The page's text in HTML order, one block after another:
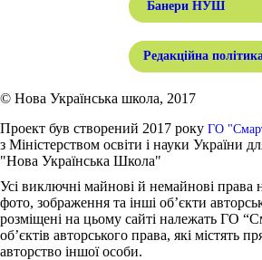
Банери НУШ
Редакційна
© Нова Українська школа, 2017
Проект був створений 2017 року ГО
з Міністерством освіти і науки України
"Нова Українська Школа"
Усі виключні майнові й немайнові права
фото, зображення та інші об’єкти
розміщені на цьому сайті належать ГО
об’єктів авторського права, які містять
авторство іншої особи.